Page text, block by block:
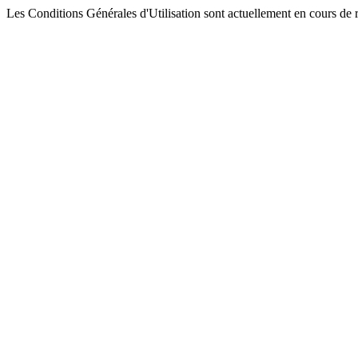
Les Conditions Générales d'Utilisation sont actuellement en cours de